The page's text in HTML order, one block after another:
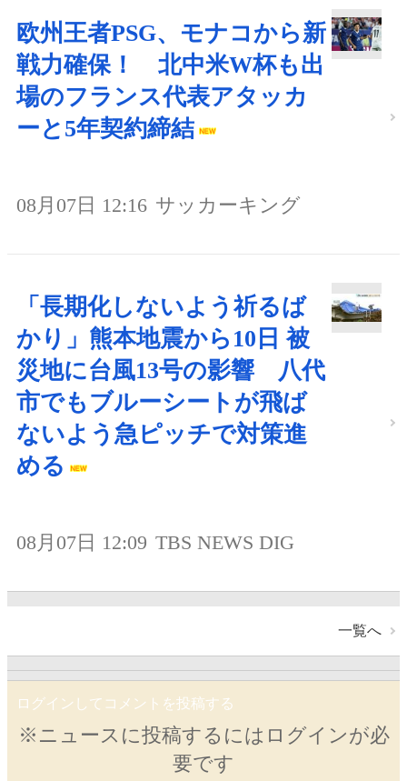
欧州王者PSG、モナコから新
戦力確保！ 北中米W杯も出
場のフランス代表アタッカ
ーと5年契約締結
08月07日 12:16 サッカーキング
「長期化しないよう祈るば
かり」熊本地震から10日 被
災地に台風13号の影響 八代
市でもブルーシートが飛ば
ないよう急ピッチで対策進
める
08月07日 12:09 TBS NEWS DIG
一覧へ
ログインしてコメントを投稿する
※ニュースに投稿するにはログインが必
要です